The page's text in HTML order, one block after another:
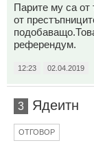
Парите му са от
от
референдум.
12:23 02.04.2019
3 Ядеитн
ОТГОВОР